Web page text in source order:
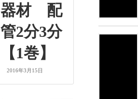
器材 配
管2分3分
【1巻】
2016年3月15日